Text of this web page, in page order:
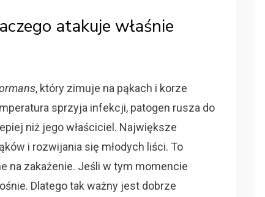
atakuje właśnie
, który zimuje na pąkach i korze
sprzyja infekcji, patogen rusza do
niż jego właściciel. Największe
i rozwijania się młodych liści. To
na zakażenie. Jeśli w tym momencie
Dlatego tak ważny jest dobrze